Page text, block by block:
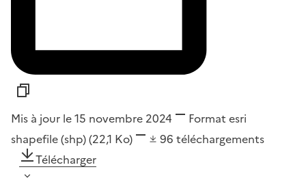
Mis à jour le 15 novembre 2024 Format esri
shapefile (shp)(22,1 Ko) 96 téléchargements
Télécharger